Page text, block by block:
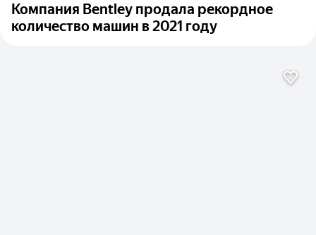
Компания Bentley продала рекордное
количество машин в 2021 году